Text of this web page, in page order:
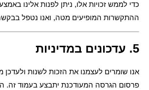
כדי לממש זכויות אלו, ניתן לפנות אלינו
ההתקשרות המופיעים מטה, ואנו נטפל
5. עדכונים במדיניות
אנו שומרים לעצמנו את הזכות לשנות ולעדכן
פרסום הגרסה המעודכנת יתבצע בעמוד זה.